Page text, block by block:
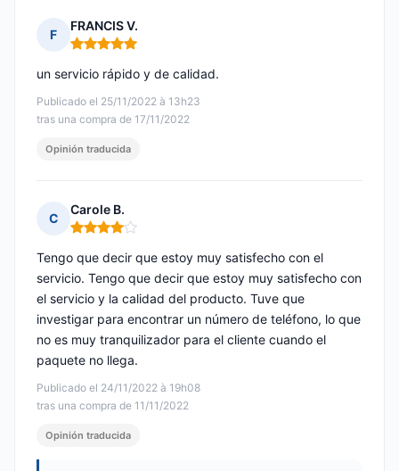
F
FRANCIS V.
Nota: 5 de 5
Publicado el 25/11/2022 à 13h23
tras una compra de 17/11/2022
un servicio rápido y de calidad.
Opinión traducida
C
Carole B.
Nota: 4 de 5
Publicado el 24/11/2022 à 19h08
tras una compra de 11/11/2022
Tengo que decir que estoy muy satisfecho con el
servicio. Tengo que decir que estoy muy satisfecho con
el servicio y la calidad del producto. Tuve que
investigar para encontrar un número de teléfono, lo que
no es muy tranquilizador para el cliente cuando el
paquete no llega.
Opinión traducida